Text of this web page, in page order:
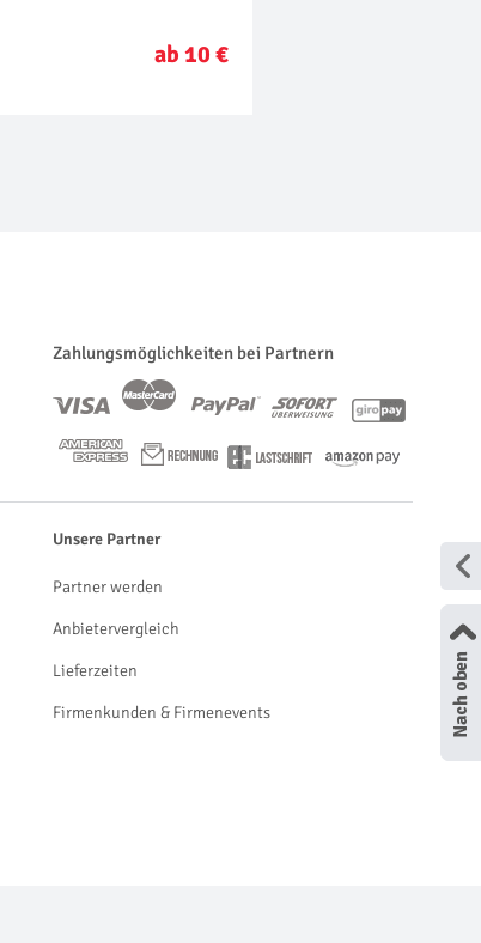
ab 10 €
Zahlungsmöglichkeiten bei Partnern
Unsere Partner
Partner werden
Anbietervergleich
Lieferzeiten
Firmenkunden & Firmenevents